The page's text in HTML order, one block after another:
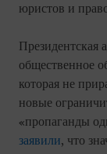
юристов и
Президентская
общественное
которая не
новые
«пропаганды
заявили, что